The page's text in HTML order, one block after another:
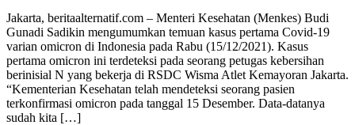
Jakarta, beritaalternatif.com – Menteri Kesehatan (Menkes) Budi
Gunadi Sadikin mengumumkan temuan kasus pertama Covid-19
varian omicron di Indonesia pada Rabu (15/12/2021). Kasus
pertama omicron ini terdeteksi pada seorang petugas kebersihan
berinisial N yang bekerja di RSDC Wisma Atlet Kemayoran Jakarta.
“Kementerian Kesehatan telah mendeteksi seorang pasien
terkonfirmasi omicron pada tanggal 15 Desember. Data-datanya
sudah kita […]